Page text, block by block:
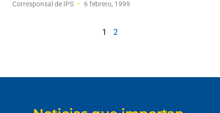
Corresponsal de IPS 6 febrero, 1999
1 2